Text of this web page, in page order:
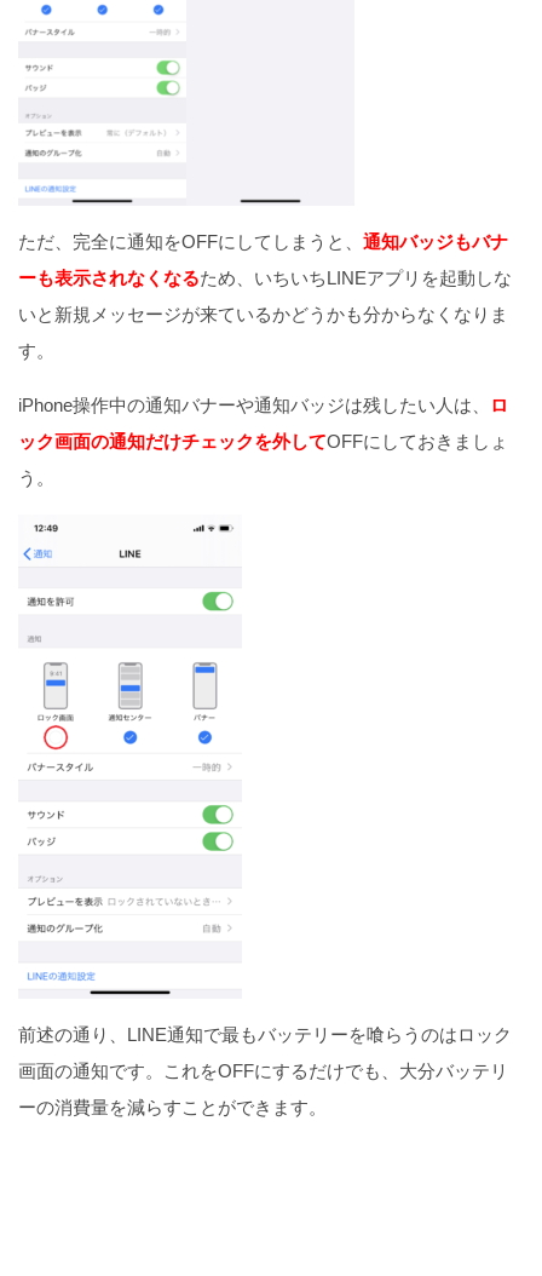
ただ、完全に通知をOFFにしてしまうと、 通知バッジもバナ
ーも表示されなくなるため、いちいちLINEアプリを起動しな
いと新規メッセージが来ているかどうかも分からなくなりま
す。
iPhone操作中の通知バナーや通知バッジは残したい人は、
ロ
ック画面の通知だけチェックを外してOFFにしておきましょ
う。
前述の通り、LINE通知で最もバッテリーを喰らうのはロック
画面の通知です。これをOFFにするだけでも、大分バッテリ
ーの消費量を減らすことができます。